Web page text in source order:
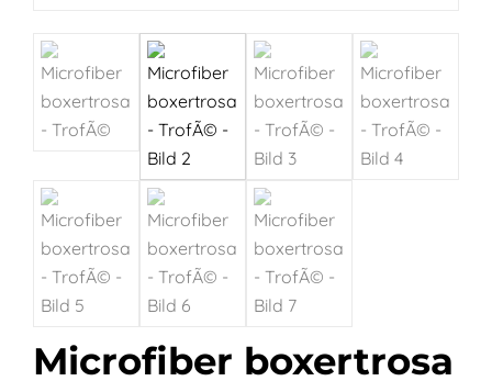
Microfiber boxertrosa